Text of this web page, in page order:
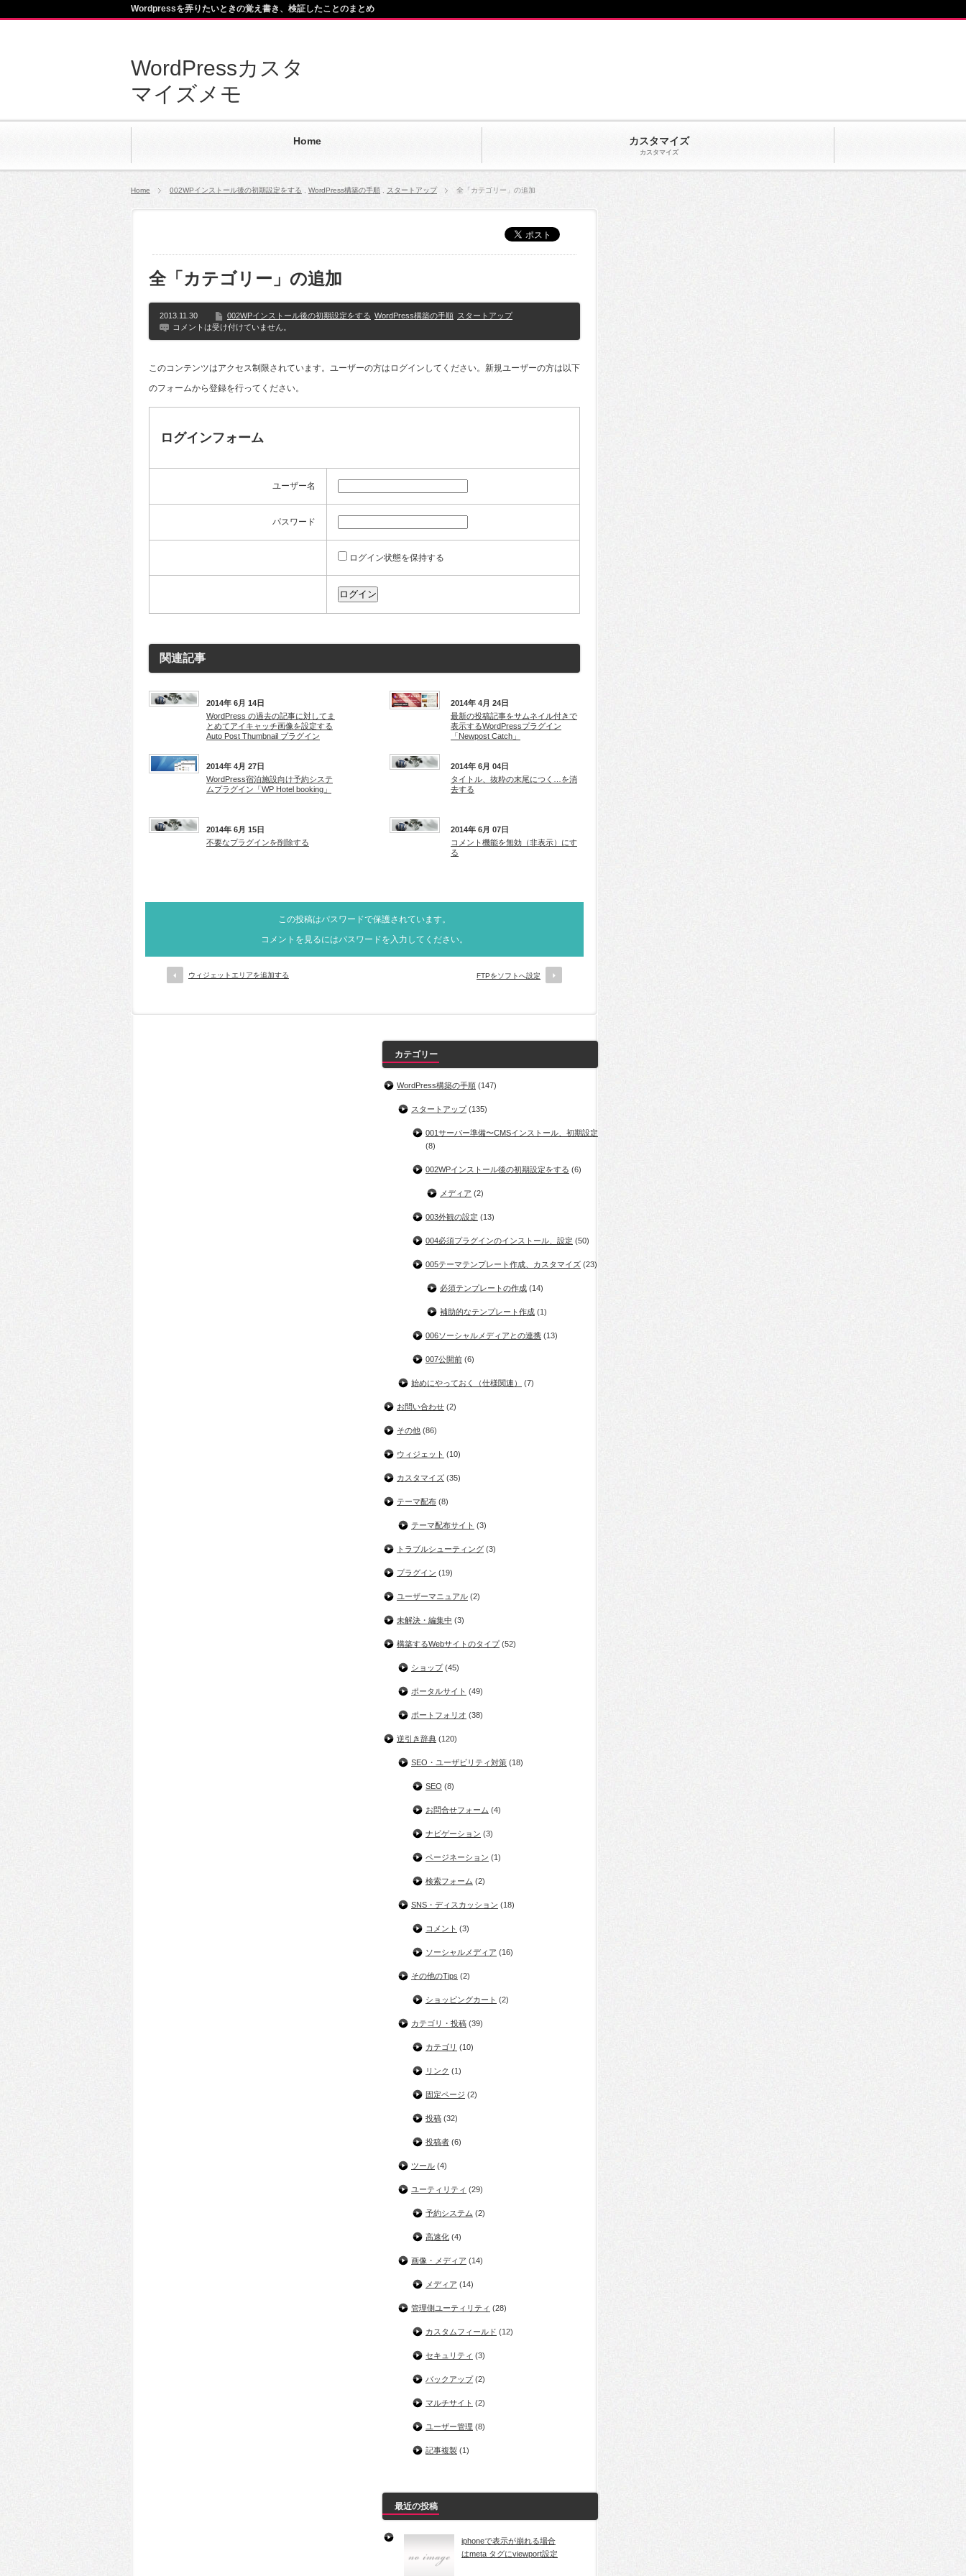
WordPressカスタ
マイズメモ
Home カスタマイズ
カスタマイズ
Wordpressを弄りたいときの覚え書き、検証したことのまとめ
Home 002WPインストール後の初期設定をする WordPress構築の手順 スタートアップ 全「カテゴリー」の追加
全「カテゴリー」の追加
2013.11.30 002WPインストール後の初期設定をする WordPress構築の手順 スタートアップ
コメントは受け付けていません。
このコンテンツはアクセス制限されています。ユーザーの方はログインしてください。新規ユーザーの方は以下
のフォームから登録を行ってください。
ログインフォーム
ユーザー名
パスワード
ログイン状態を保持する
関連記事
2014年 6月 14日
WordPress の過去の記事に対してま
とめてアイキャッチ画像を設定する
Auto Post Thumbnail プラグイン
2014年 4月 24日
最新の投稿記事をサムネイル付きで
表示するWordPressプラグイン
「Newpost Catch」
2014年 4月 27日
WordPress宿泊施設向け予約システ
ムプラグイン「WP Hotel booking」
2014年 6月 04日
タイトル、抜粋の末尾につく…を消
去する
2014年 6月 15日
不要なプラグインを削除する
2014年 6月 07日
コメント機能を無効（非表示）にす
る
この投稿はパスワードで保護されています。
コメントを見るにはパスワードを入力してください。
ウィジェットエリアを追加する FTPをソフトへ設定
カテゴリー
WordPress構築の手順 (147)
スタートアップ(135)
001サーバー準備〜CMSインストール、初期設定
(8)
002WPインストール後の初期設定をする (6)
メディア (2)
003外観の設定 (13)
004必須プラグインのインストール、設定 (50)
005テーマテンプレート作成、カスタマイズ (23)
必須テンプレートの作成 (14)
補助的なテンプレート作成 (1)
006ソーシャルメディアとの連携 (13)
007公開前 (6)
始めにやっておく（仕様関連） (7)
お問い合わせ (2)
その他 (86)
ウィジェット (10)
カスタマイズ (35)
テーマ配布 (8)
テーマ配布サイト (3)
トラブルシューティング (3)
プラグイン (19)
ユーザーマニュアル (2)
未解決・編集中 (3)
構築するWebサイトのタイプ(52)
ショップ(45)
ポータルサイト (49)
ポートフォリオ (38)
逆引き辞典 (120)
SEO・ユーザビリティ対策 (18)
SEO (8)
お問合せフォーム (4)
ナビゲーション (3)
ページネーション (1)
検索フォーム (2)
SNS・ディスカッション (18)
コメント (3)
ソーシャルメディア (16)
その他のTips (2)
ショッピングカート (2)
カテゴリ・投稿 (39)
カテゴリ (10)
リンク (1)
固定ページ (2)
投稿 (32)
投稿者 (6)
ツール (4)
ユーティリティ (29)
予約システム (2)
高速化 (4)
画像・メディア (14)
メディア (14)
管理側ユーティリティ (28)
カスタムフィールド (12)
セキュリティ (3)
バックアップ(2)
マルチサイト (2)
ユーザー管理 (8)
記事複製 (1)
最近の投稿
iphoneで表示が崩れる場合
はmeta タグにviewport設定